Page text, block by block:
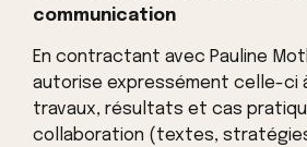
communication
En contractant avec Pauline
autorise expressément celle-ci
travaux, résultats et cas
collaboration (textes,